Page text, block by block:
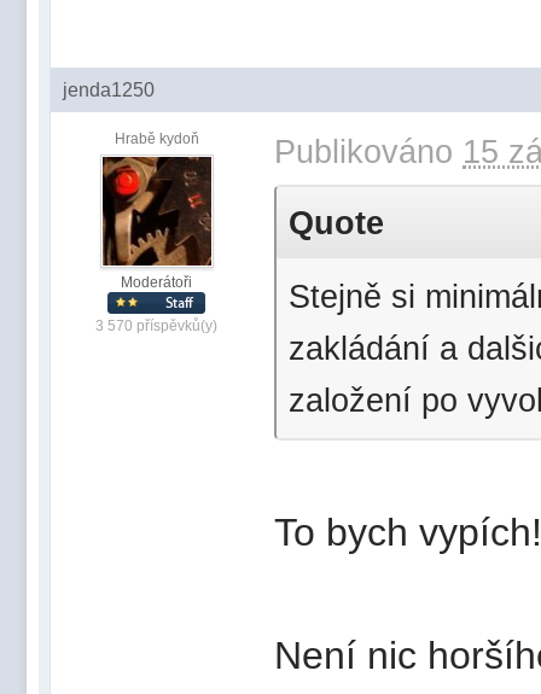
jenda1250
Hrabě kydoň
Moderátoři
3 570 příspěvků(y)
Publikováno 15
Quote
Stejně si
zakládání a
založení po
To bych
Není nic